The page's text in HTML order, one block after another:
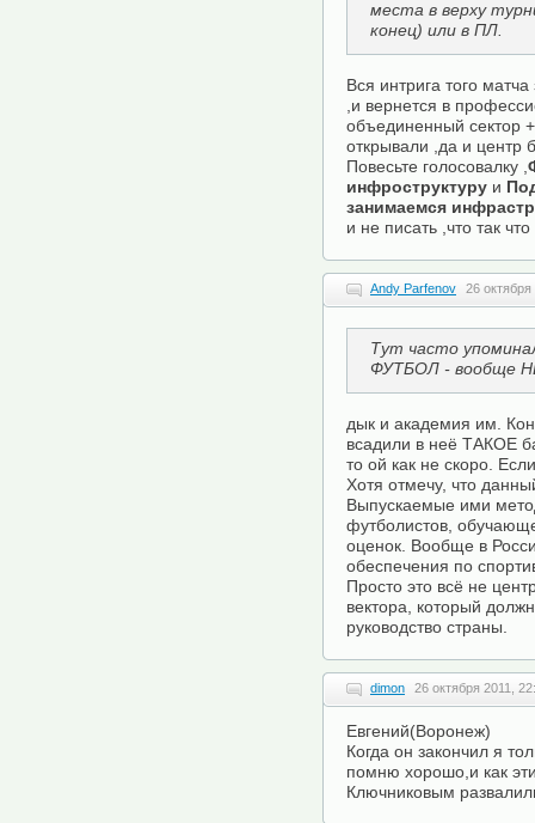
места в верху
конец) или в ПЛ.
Вся интрига того
,и вернется в
объединенный сектор
открывали ,да и центр
Повесьте голосовалку ,
инфроструктуру и
занимаемся
и не писать ,что так
Andy Parfenov 26
Тут часто
ФУТБОЛ - вообще
дык и академия им.
всадили в неё ТАКОЕ
то ой как не скоро.
Хотя отмечу, что
Выпускаемые ими
футболистов,
оценок. Вообще в
обеспечения по
Просто это всё не
вектора, который
руководство страны.
dimon 26 октября 2011,
Евгений(Воронеж)
Когда он закончил я
помню хорошо,и как
Ключниковым